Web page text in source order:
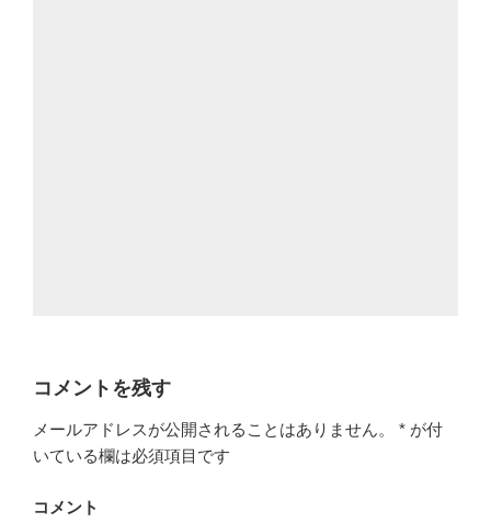
コメントを残す
メールアドレスが公開されることはありません。 * が付
いている欄は必須項目です
コメント